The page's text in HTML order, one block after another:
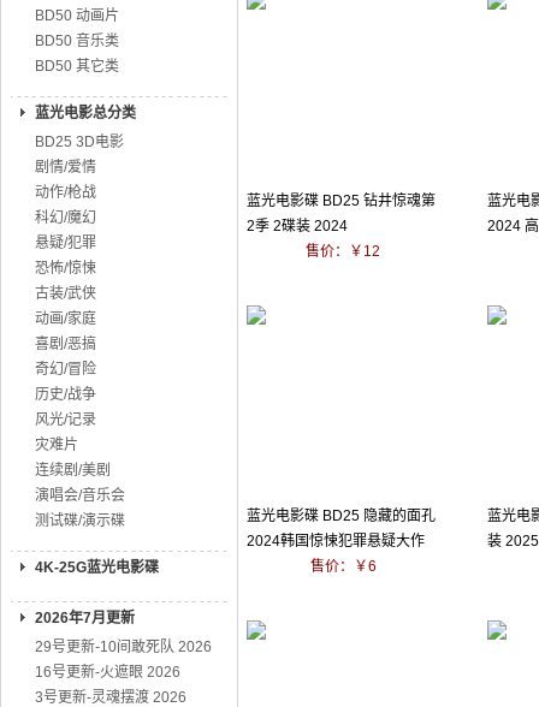
BD50 动画片
BD50 音乐类
BD50 其它类
蓝光电影总分类
BD25 3D电影
剧情/爱情
动作/枪战
科幻/魔幻
悬疑/犯罪
恐怖/惊悚
古装/武侠
动画/家庭
喜剧/恶搞
奇幻/冒险
历史/战争
风光/记录
灾难片
连续剧/美剧
演唱会/音乐会
测试碟/演示碟
4K-25G蓝光电影碟
2026年7月更新
29号更新-10间敢死队 2026
16号更新-火遮眼 2026
3号更新-灵魂摆渡 2026
蓝光电影碟 BD25 钻井惊魂第
2季 2碟装 2024
售价：￥12
蓝光电
2024
蓝光电影碟 BD25 隐藏的面孔
2024韩国惊悚犯罪悬疑大作
售价：￥6
蓝光电
装